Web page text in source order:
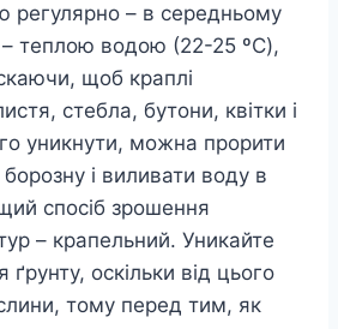
регулярно – в середньому
теплою водою (22-25 ºC),
щоб краплі
стебла, бутони, квітки і
уникнути, можна прорити
і виливати воду в
спосіб зрошення
– крапельний. Уникайте
оскільки від цього
тому перед тим, як